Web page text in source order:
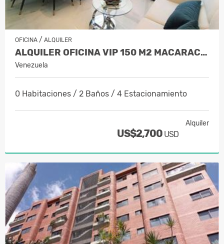
OFICINA / ALQUILER
ALQUILER OFICINA VIP 150 M2 MACARAC…
Venezuela
0 Habitaciones / 2 Baños / 4 Estacionamiento
Alquiler
US$2,700 USD